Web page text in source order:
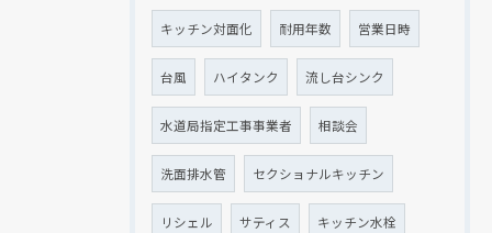
キッチン対面化 耐用年数 営業日時
台風 ハイタンク 流し台シンク
水道局指定工事事業者 相談会
洗面排水管 セクショナルキッチン
リシェル サティス キッチン水栓